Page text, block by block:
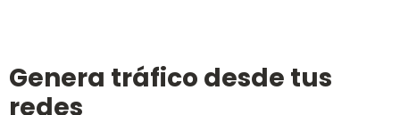
Genera tráfico desde tus
redes